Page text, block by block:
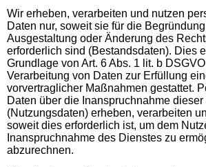
Wir erheben, verarbeiten und nutzen
Daten nur, soweit sie für die
Ausgestaltung oder Änderung des
erforderlich sind (Bestandsdaten). Dies
Grundlage von Art. 6 Abs. 1 lit. b
Verarbeitung von Daten zur Erfüllung
vorvertraglicher Maßnahmen gestattet.
Daten über die Inanspruchnahme
(Nutzungsdaten) erheben, verarbeiten
soweit dies erforderlich ist, um dem
Inanspruchnahme des Dienstes zu
abzurechnen.